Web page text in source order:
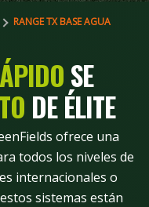
RANGE TX BASE AGUA
SE
DE ÉLITE
ofrece una
todos los niveles de
internacionales o
sistemas están